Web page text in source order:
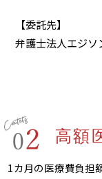
【委託先】
弁護士法人エジソ
高額
1カ月の医療費負担